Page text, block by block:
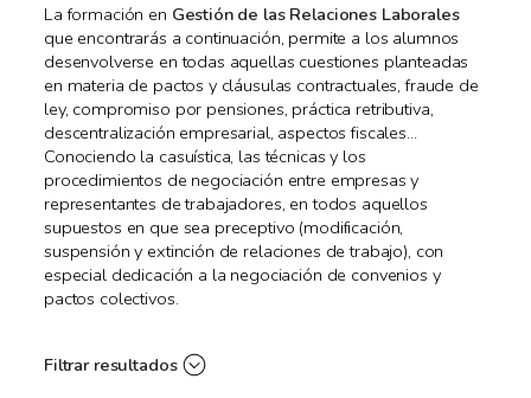
La formación en Gestión de las Relaciones Laborales
que encontrarás a continuación, permite a los alumnos
desenvolverse en todas aquellas cuestiones planteadas
en materia de pactos y cláusulas contractuales, fraude de
ley, compromiso por pensiones, práctica retributiva,
descentralización empresarial, aspectos fiscales...
Conociendo la casuística, las técnicas y los
procedimientos de negociación entre empresas y
representantes de trabajadores, en todos aquellos
supuestos en que sea preceptivo (modificación,
suspensión y extinción de relaciones de trabajo), con
especial dedicación a la negociación de convenios y
pactos colectivos.
Filtrar resultados